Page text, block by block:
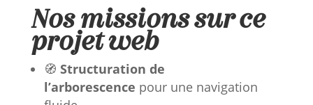
Nos missions sur ce
projet web
🧭 Structuration de
l’arborescence pour une navigation